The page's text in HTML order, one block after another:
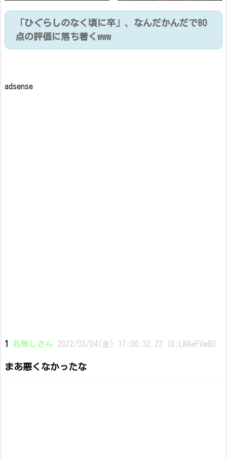
「ひぐらしのなく頃に卒」、なんだかんだで80
点の評価に落ち着くwww
adsense
1 名無しさん 2022/03/04(金) 17:06:32.22 ID:LNAeFVmB0
まあ悪くなかったな